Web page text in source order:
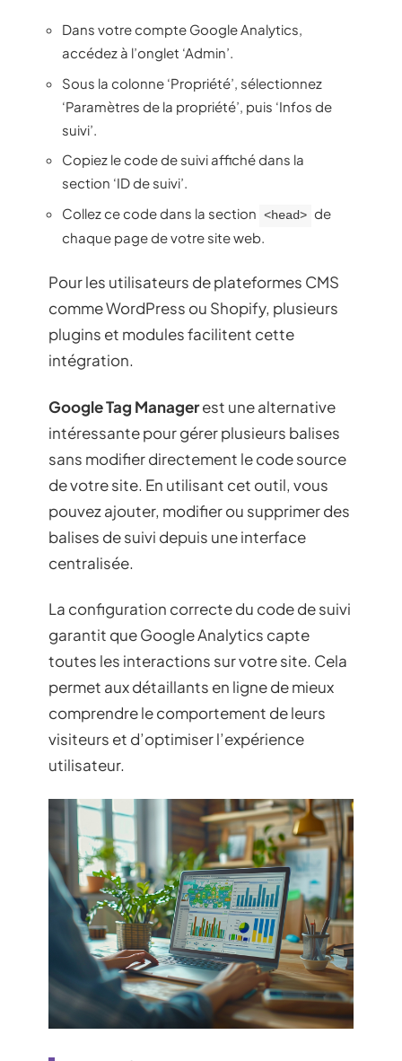
Dans votre compte Google Analytics,
accédez à l’onglet ‘Admin’.
Sous la colonne ‘Propriété’, sélectionnez
‘Paramètres de la propriété’, puis ‘Infos de
suivi’.
Copiez le code de suivi affiché dans la
section ‘ID de suivi’.
Collez ce code dans la section <head> de
chaque page de votre site web.
Pour les utilisateurs de plateformes CMS
comme WordPress ou Shopify, plusieurs
plugins et modules facilitent cette
intégration.
Google Tag Managerest une alternative
intéressante pour gérer plusieurs balises
sans modifier directement le code source
de votre site. En utilisant cet outil, vous
pouvez ajouter, modifier ou supprimer des
balises de suivi depuis une interface
centralisée.
La configuration correcte du code de suivi
garantit que Google Analytics capte
toutes les interactions sur votre site. Cela
permet aux détaillants en ligne de mieux
comprendre le comportement de leurs
visiteurs et d’optimiser l’expérience
utilisateur.